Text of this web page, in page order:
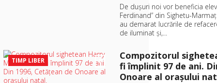
De duşuri noi vor beneficia
Ferdinand” din Sighetu-
au demarat lucrările de
de iluminat şi,...
TIMP LIBER 0
Compozitorul
fi împlinit 97 de ani.
Onoare al oraşului